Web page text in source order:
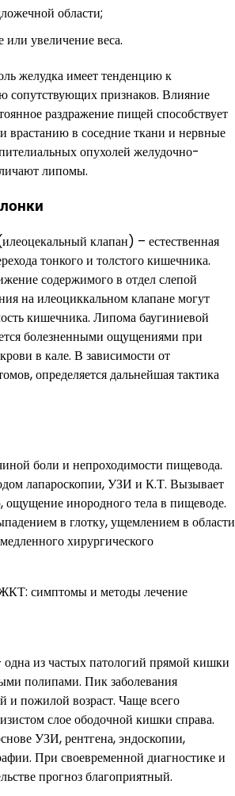
области;
или увеличение веса.
желудка имеет тенденцию к
сопутствующих признаков. Влияние
раздражение пищей способствует
врастанию в соседние ткани и нервные
опухолей желудочно-
липомы.
клапан) – естественная
тонкого и толстого кишечника.
содержимого в отдел слепой
на илеоциккальном клапане могут
кишечника. Липома баугиниевой
болезненными ощущениями при
в кале. В зависимости от
определяется дальнейшая тактика
боли и непроходимости пищевода.
лапароскопии, УЗИ и К.Т. Вызывает
инородного тела в пищеводе.
в глотку, ущемлением в области
хирургического
из частых патологий прямой кишки
полипами. Пик заболевания
и пожилой возраст. Чаще всего
слое ободочной кишки справа.
УЗИ, рентгена, эндоскопии,
При своевременной диагностике и
прогноз благоприятный.